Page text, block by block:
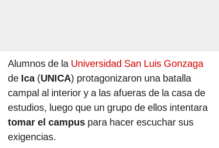
Alumnos de la Universidad San Luis Gonzaga
de Ica(UNICA) protagonizaron una batalla
campal al interior y a las afueras de la casa de
estudios, luego que un grupo de ellos intentara
tomar el campus para hacer escuchar sus
exigencias.